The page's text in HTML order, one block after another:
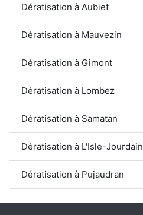
Dératisation à Aubiet
Dératisation à Mauvezin
Dératisation à Gimont
Dératisation à Lombez
Dératisation à Samatan
Dératisation à L'Isle-Jourdain
Dératisation à Pujaudran